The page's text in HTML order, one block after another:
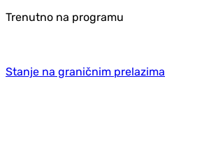
Trenutno na programu
Stanje na graničnim prelazima